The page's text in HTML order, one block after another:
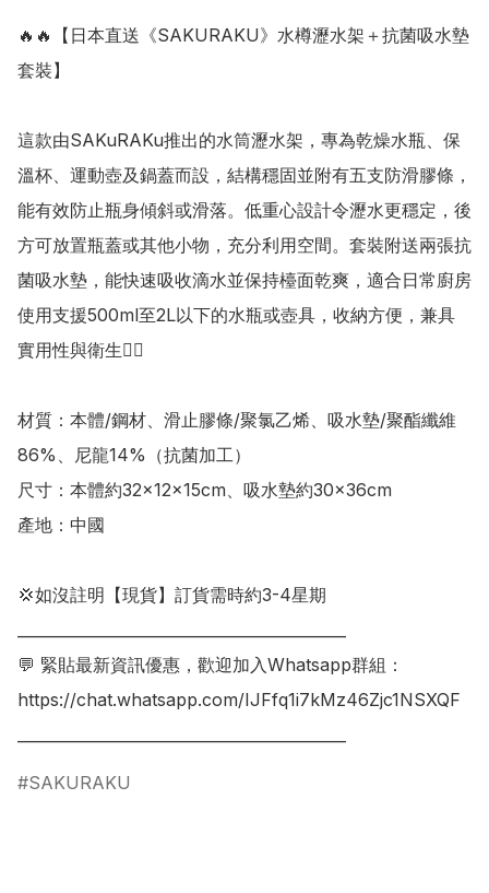
🔥🔥【日本直送《SAKURAKU》水樽瀝水架＋抗菌吸水墊
套裝】
這款由SAKuRAKu推出的水筒瀝水架，專為乾燥水瓶、保
溫杯、運動壺及鍋蓋而設，結構穩固並附有五支防滑膠條，
能有效防止瓶身傾斜或滑落。低重心設計令瀝水更穩定，後
方可放置瓶蓋或其他小物，充分利用空間。套裝附送兩張抗
菌吸水墊，能快速吸收滴水並保持檯面乾爽，適合日常廚房
使用支援500ml至2L以下的水瓶或壺具，收納方便，兼具
實用性與衛生👍🏻
材質：本體/鋼材、滑止膠條/聚氯乙烯、吸水墊/聚酯纖維
86%、尼龍14%（抗菌加工）
尺寸：本體約32×12×15cm、吸水墊約30×36cm
產地：中國
💢如沒註明【現貨】訂貨需時約3-4星期
💬 緊貼最新資訊優惠，歡迎加入Whatsapp群組：
https://chat.whatsapp.com/IJFfq1i7kMz46Zjc1NSXQF
SAKURAKU